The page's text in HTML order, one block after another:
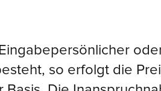
so erfolgt die